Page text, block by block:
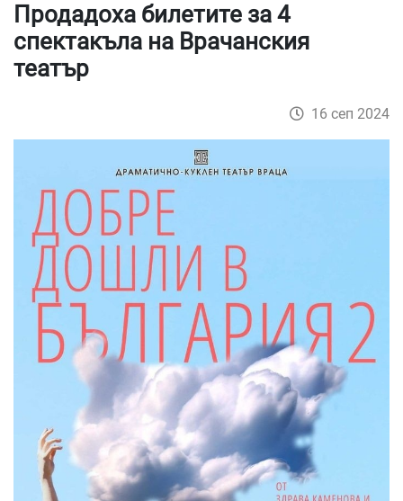
Продадоха билетите за 4
спектакъла на Врачанския
театър
16 сеп 2024